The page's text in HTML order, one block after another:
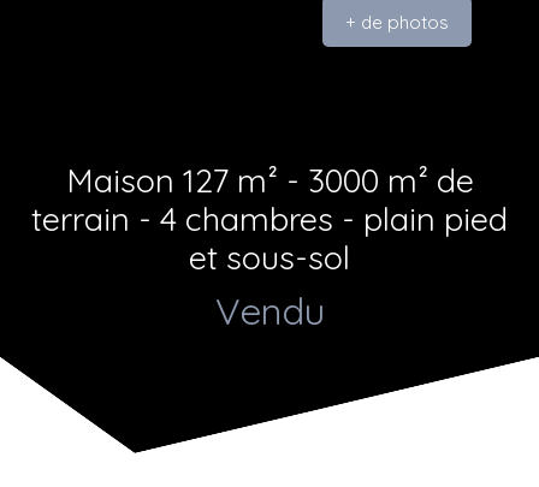
+ de photos
Maison 127 m² - 3000 m² de
terrain - 4 chambres - plain pied
et sous-sol
Vendu